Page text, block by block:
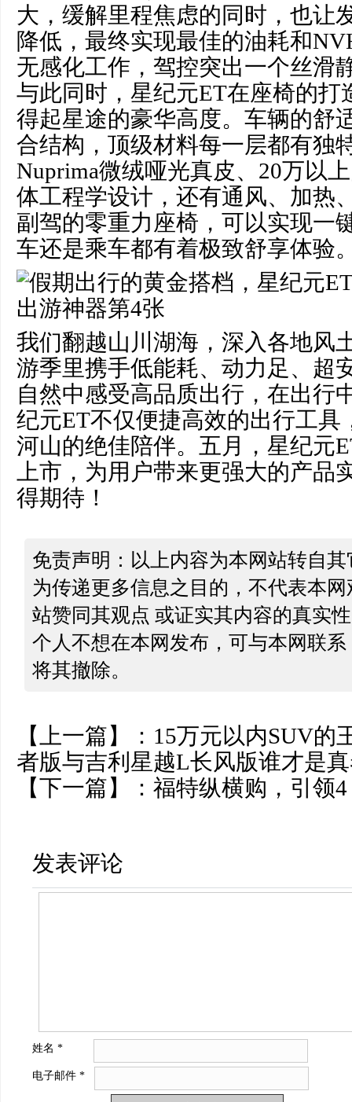
大，缓解里程焦虑的同时，也让
降低，最终实现最佳的油耗和
无感化工作，驾控突出一个丝滑
与此同时，星纪元ET在座椅的打
得起星途的豪华高度。车辆的舒
合结构，顶级材料每一层都有独
Nuprima微绒哑光真皮、20万以
体工程学设计，还有通风、加热
副驾的零重力座椅，可以实现一
车还是乘车都有着极致舒享体验
我们翻越山川湖海，深入各地风
游季里携手低能耗、动力足、超
自然中感受高品质出行，在出行
纪元ET不仅便捷高效的出行工具
河山的绝佳陪伴。五月，星纪元
上市，为用户带来更强大的产品
得期待！
免责声明：以上内容为本网站转自
为传递更多信息之目的，不代表本
站赞同其观点 或证实其内容的真实
个人不想在本网发布，可与本网联
将其撤除。
【上一篇】： 15万元以内SUV的
者版与吉利星越L长风版谁才是
【下一篇】： 福特纵横购，引领
发表评论
姓名 *
电子邮件 *